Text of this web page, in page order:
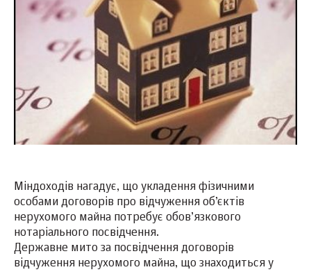
Міндоходів нагадує, що укладення фізичними
особами договорів про відчуження об’єктів
нерухомого майна потребує обов’язкового
нотаріального посвідчення.
Державне мито за посвідчення договорів
відчуження нерухомого майна, що знаходиться у